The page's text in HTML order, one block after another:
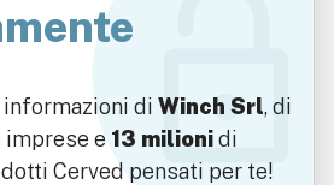
di Winch Srl, di
imprese e 13 milionidi
Cerved pensati per te!